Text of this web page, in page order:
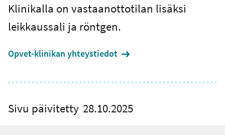
Klinikalla on vastaanottotilan lisäksi
leikkaussali ja röntgen.
Opvet-klinikan yhteystiedot
Sivu päivitetty 28.10.2025